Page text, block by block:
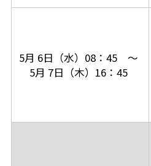
5月 6日（水）08：45 ～
5月 7日（木）16：45